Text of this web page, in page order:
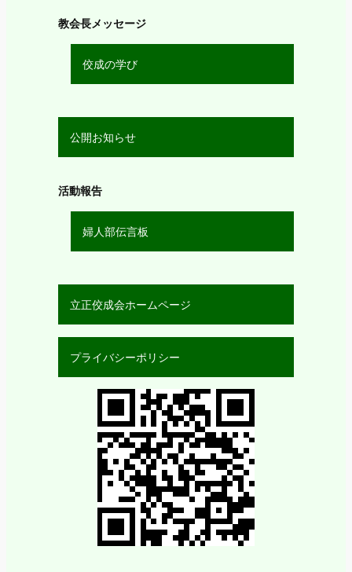
教会長メッセージ
佼成の学び
公開お知らせ
活動報告
婦人部伝言板
立正佼成会ホームページ
プライバシーポリシー